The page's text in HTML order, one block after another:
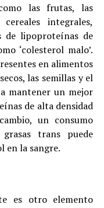
las frutas, las
integrales,
de lipoproteínas de
‘colesterol malo’.
en alimentos
las semillas y el
mantener un mejor
de alta densidad
un consumo
trans puede
en la sangre.
es otro elemento